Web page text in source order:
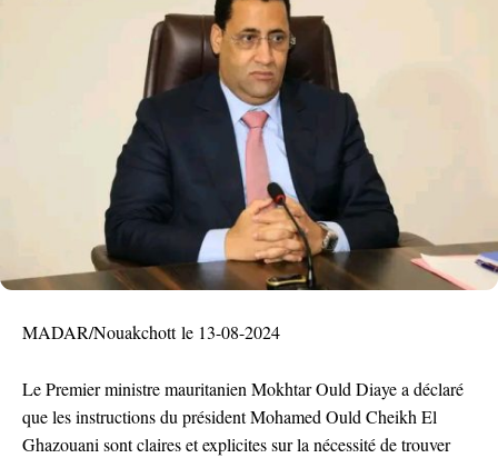
MADAR/Nouakchott le 13-08-2024
Le Premier ministre mauritanien Mokhtar Ould Diaye a déclaré
que les instructions du président Mohamed Ould Cheikh El
Ghazouani sont claires et explicites sur la nécessité de trouver